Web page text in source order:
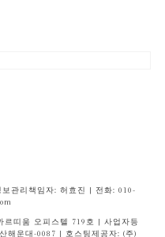
관리책임자: 허효진 | 전화: 010-
르띠움 오피스텔 719호 | 사업자등
해운대-0087 | 호스팅제공자: (주)